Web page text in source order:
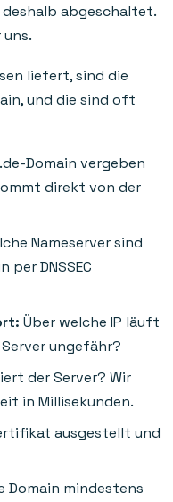
abgeschaltet.
liefert, sind die
und die sind oft
Domain vergeben
direkt von der
Nameserver sind
DNSSEC
Über welche IP läuft
ungefähr?
der Server? Wir
in Millisekunden.
ausgestellt und
Domain mindestens